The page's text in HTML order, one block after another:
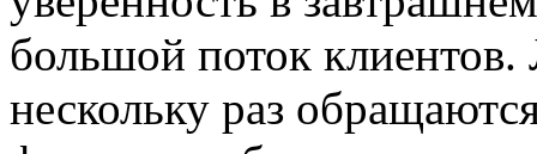
большой поток
нескольку раз